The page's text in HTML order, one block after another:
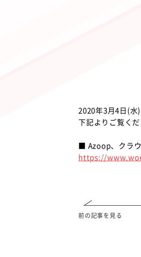
2020年3月4日(水
下記よりご覧くだ
■ Azoop、クラ
https://
前の記事を見る